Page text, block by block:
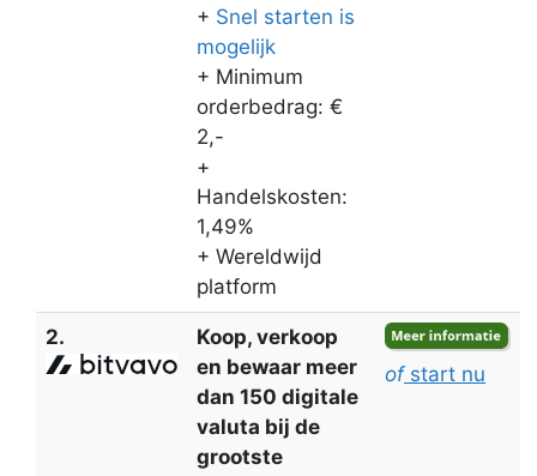
+ Snel starten is
mogelijk
+ Minimum
orderbedrag: €
2,-
+
Handelskosten:
1,49%
+ Wereldwijd
platform
2.
Koop, verkoop
en bewaar meer
dan 150 digitale
valuta bij de
grootste
ofstart nu